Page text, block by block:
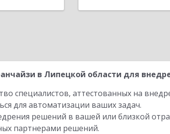
в Липецкой области для
специалистов, аттестованных на
для автоматизации ваших задач.
решений в вашей или близкой
партнерами решений.